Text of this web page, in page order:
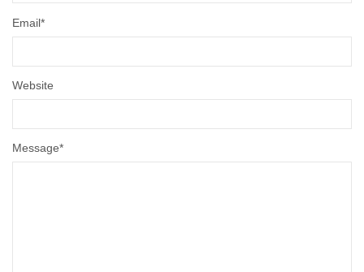
Message*
Email*
Website